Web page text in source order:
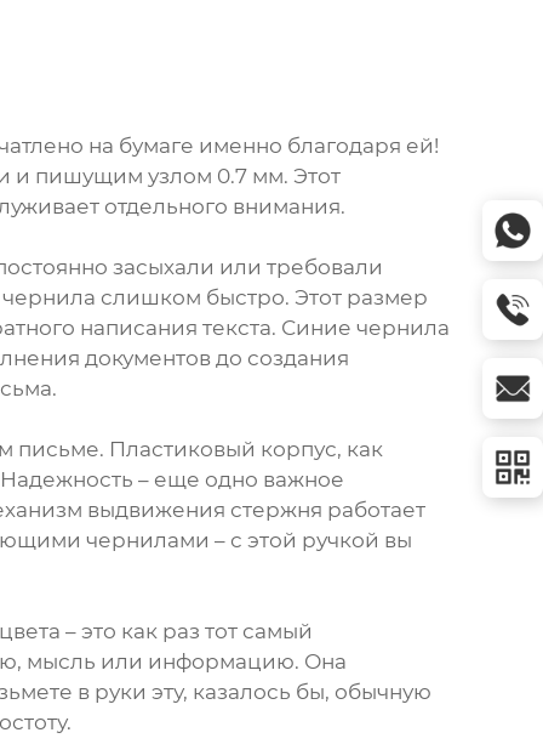
на бумаге именно благодаря ей!
и пишущим узлом 0.7 мм. Этот
отдельного внимания.
засыхали или требовали
слишком быстро. Этот размер
написания текста. Синие чернила
документов до создания
письме. Пластиковый корпус, как
– еще одно важное
выдвижения стержня работает
чернилами – с этой ручкой вы
– это как раз тот самый
мысль или информацию. Она
в руки эту, казалось бы, обычную